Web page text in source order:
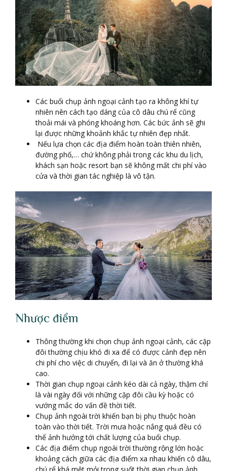
Các buổi chụp ảnh ngoại cảnh tạo ra không khí tự
nhiên nên cách tạo dáng của cô dâu chú rể cũng
thoải mái và phóng khoáng hơn. Các bức ảnh sẽ ghi
lại được những khoảnh khắc tự nhiên đẹp nhất.
Nếu lựa chọn các địa điểm hoàn toàn thiên nhiên,
đường phố,… chứ không phải trong các khu du lịch,
khách sạn hoặc resort bạn sẽ không mất chi phí vào
cửa và thời gian tác nghiệp là vô tận.
Nhược điểm
Thông thường khi chọn chụp ảnh ngoại cảnh, các cặp
đôi thường chịu khó đi xa để có được cảnh đẹp nên
chi phí cho việc di chuyển, đi lại và ăn ở thường khá
cao.
Thời gian chụp ngoại cảnh kéo dài cả ngày, thậm chí
là vài ngày đối với những cặp đôi cầu kỳ hoặc có
vướng mắc do vấn đề thời tiết.
Chụp ảnh ngoài trời khiến bạn bị phụ thuộc hoàn
toàn vào thời tiết. Trời mưa hoặc nắng quá đều có
thể ảnh hưởng tới chất lượng của buổi chụp.
Các địa điểm chụp ngoài trời thường rộng lớn hoặc
khoảng cách giữa các địa điểm xa nhau khiến cô dâu,